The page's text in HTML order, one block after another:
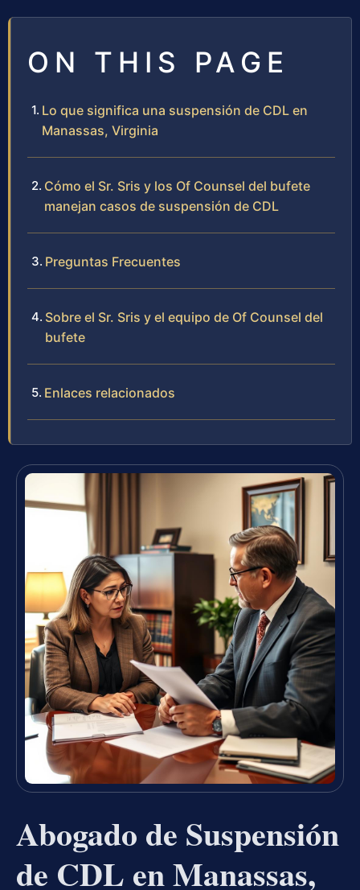
ON THIS PAGE
Lo que significa una suspensión de CDL en
Manassas, Virginia
Cómo el Sr. Sris y los Of Counsel del bufete
manejan casos de suspensión de CDL
Preguntas Frecuentes
Sobre el Sr. Sris y el equipo de Of Counsel del
bufete
Enlaces relacionados
Abogado de Suspensión
de CDL en Manassas,